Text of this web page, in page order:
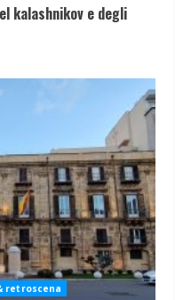
kalashnikov e degli
retroscena